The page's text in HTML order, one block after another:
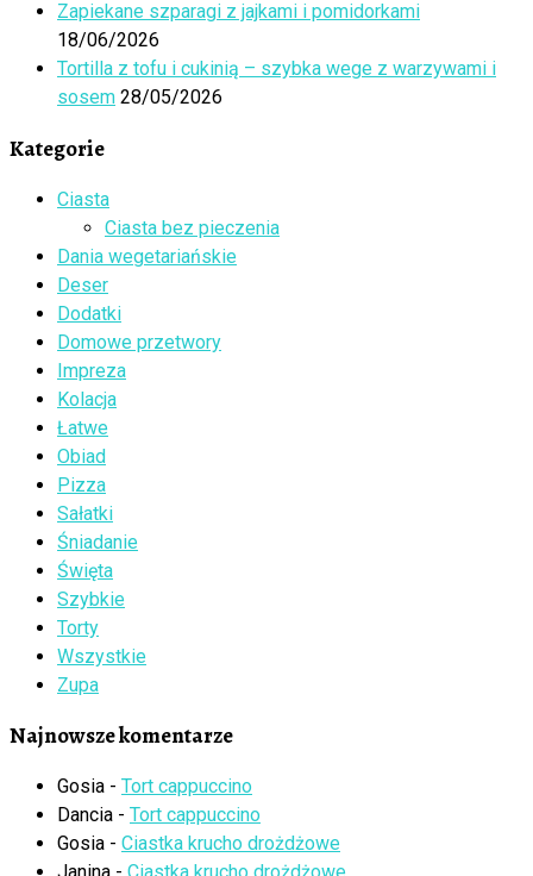
Zapiekane szparagi z jajkami i pomidorkami
18/06/2026
Tortilla z tofu i cukinią – szybka wege z warzywami i
sosem 28/05/2026
Kategorie
Ciasta
Ciasta bez pieczenia
Dania wegetariańskie
Deser
Dodatki
Domowe przetwory
Impreza
Kolacja
Łatwe
Obiad
Pizza
Sałatki
Śniadanie
Święta
Szybkie
Torty
Wszystkie
Zupa
Najnowsze komentarze
Gosia - Tort cappuccino
Dancia - Tort cappuccino
Gosia - Ciastka krucho drożdżowe